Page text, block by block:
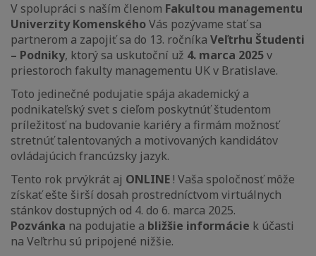
V spolupráci s naším členom Fakultou managementu
Univerzity KomenskéhoVás pozývame stať sa
partnerom a zapojiť sa do 13. ročníka Veľtrhu Študenti
– Podniky, ktorý sa uskutoční už 4. marca 2025v
priestoroch fakulty managementu UK v Bratislave.
Toto jedinečné podujatie spája akademický a
podnikateľský svet s cieľom poskytnúť študentom
príležitosť na budovanie kariéry a firmám možnosť
stretnúť talentovaných a motivovaných kandidátov
ovládajúcich francúzsky jazyk.
Tento rok prvýkrát aj ONLINE! Vaša spoločnosť môže
získať ešte širší dosah prostredníctvom virtuálnych
stánkov dostupných od 4. do 6. marca 2025.
Pozvánka na podujatie a bližšie informácie k účasti
na Veľtrhu sú pripojené nižšie.